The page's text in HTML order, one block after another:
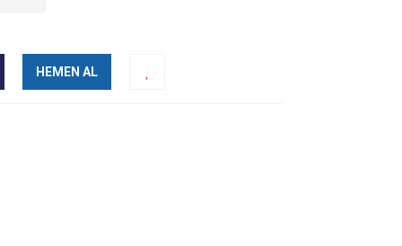
HEMEN AL